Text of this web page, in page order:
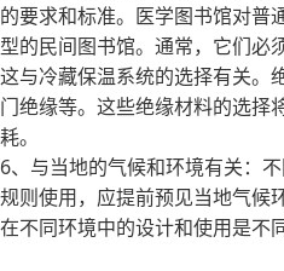
的要求和标准。医学图书馆对普
型的民间图书馆。通常，它们必
这与冷藏保温系统的选择有关。
门绝缘等。这些绝缘材料的选择
耗。
6、与当地的气候和环境有关：
规则使用，应提前预见当地气候
在不同环境中的设计和使用是不